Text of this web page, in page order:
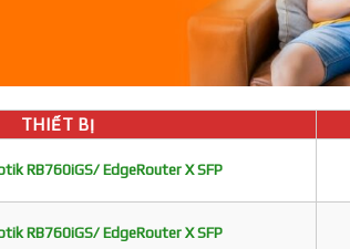
THIẾT BỊ
RB760iGS/ EdgeRouter X SFP
RB760iGS/ EdgeRouter X SFP